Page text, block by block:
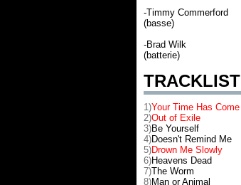
-Timmy Commerford
(basse)
-Brad Wilk
(batterie)
TRACKLIST
1)Your Time Has Come
2)Out of Exile
3)Be Yourself
4)Doesn't Remind Me
5)Drown Me Slowly
6)Heavens Dead
7)The Worm
8)Man or Animal